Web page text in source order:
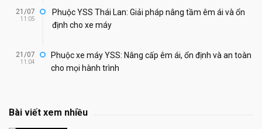
21/07
11:05
Phuộc YSS Thái Lan: Giải pháp nâng tầm êm ái và ổn
định cho xe máy
21/07
11:04
Phuộc xe máy YSS: Nâng cấp êm ái, ổn định và an toàn
cho mọi hành trình
Bài viết xem nhiều